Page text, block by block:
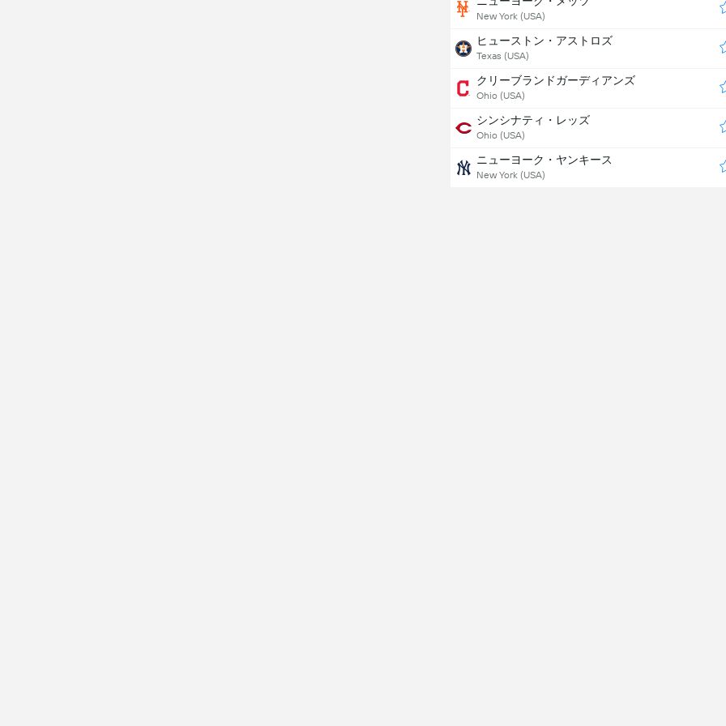
New York (USA)
ヒューストン・アストロズ
Texas (USA)
クリーブランドガーディアンズ
Ohio (USA)
シンシナティ・レッズ
Ohio (USA)
ニューヨーク・ヤンキース
New York (USA)